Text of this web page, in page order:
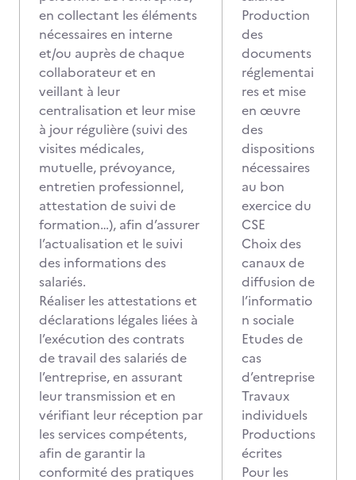
en collectant les éléments
nécessaires en interne
et/ou auprès de chaque
collaborateur et en
veillant à leur
centralisation et leur mise
à jour régulière (suivi des
visites médicales,
mutuelle, prévoyance,
entretien professionnel,
attestation de suivi de
formation…), afin d’assurer
l’actualisation et le suivi
des informations des
salariés.
Réaliser les attestations et
déclarations légales liées à
l’exécution des contrats
de travail des salariés de
l’entreprise, en assurant
leur transmission et en
vérifiant leur réception par
les services compétents,
afin de garantir la
conformité des pratiques
Production
des
documents
réglementai
res et mise
en œuvre
des
dispositions
nécessaires
au bon
exercice du
CSE
Choix des
canaux de
diffusion de
l’informatio
n sociale
Etudes de
cas
d’entreprise
Travaux
individuels
Productions
écrites
Pour les